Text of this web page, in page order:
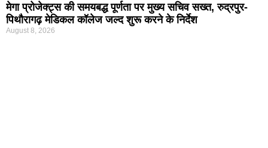
मेगा प्रोजेक्ट्स की समयबद्ध पूर्णता पर मुख्य सचिव सख्त, रुद्रपुर-
पिथौरागढ़ मेडिकल कॉलेज जल्द शुरू करने के निर्देश
August 8, 2026